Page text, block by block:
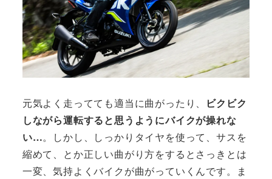
元気よく走ってても適当に曲がったり、
ビクビク
しながら運転すると思うようにバイクが操れな
い…。しかし、しっかりタイヤを使って、サスを
縮めて、とか正しい曲がり方をするとさっきとは
一変、気持よくバイクが曲がっていくんです。ま